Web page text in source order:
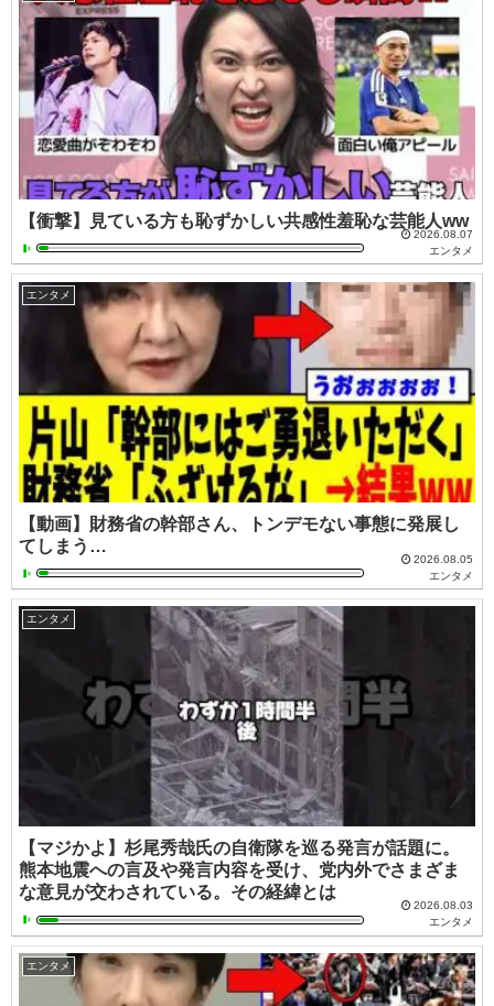
【衝撃】見ている方も恥ずかしい共感性羞恥な芸能人ww
2026.08.07
エンタメ
エンタメ
【動画】財務省の幹部さん、トンデモない事態に発展し
てしまう…
2026.08.05
エンタメ
エンタメ
【マジかよ】杉尾秀哉氏の自衛隊を巡る発言が話題に。
熊本地震への言及や発言内容を受け、党内外でさまざま
な意見が交わされている。その経緯とは
2026.08.03
エンタメ
エンタメ